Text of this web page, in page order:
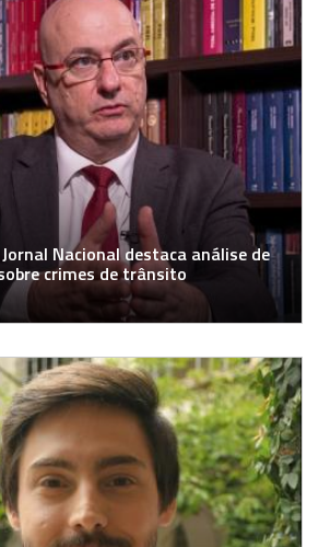
Nacional destaca análise de
crimes de trânsito